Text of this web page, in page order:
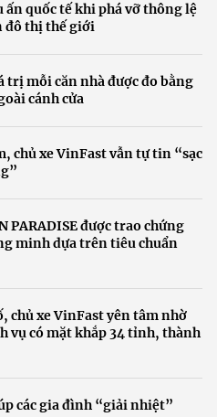
ấn quốc tế khi phá vỡ thông lệ
đô thị thế giới
trị mỗi căn nhà được đo bằng
cánh cửa
chủ xe VinFast vẫn tự tin “sạc
PARADISE được trao chứng
minh dựa trên tiêu chuẩn
chủ xe VinFast yên tâm nhờ
vụ có mặt khắp 34 tỉnh, thành
các gia đình “giải nhiệt”